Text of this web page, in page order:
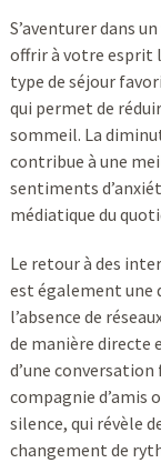
S’aventurer dans
offrir à votre esprit
type de séjour
qui permet de
sommeil. La
contribue à une
sentiments
médiatique du
Le retour à des
est également une
l’absence de
de manière directe
d’une conversation
compagnie d’amis
silence, qui révèle
changement de